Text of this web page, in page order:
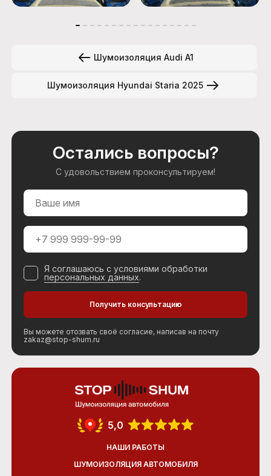
Шумоизоляция Audi A1
Шумоизоляция Hyundai Staria 2025
Остались вопросы?
С удовольствием проконсультируем!
Я соглашаюсь с условиями обработки
персональных данных.
Вы можете отозвать своё согласие, написав на почту
zakaz@stop-shum.ru
5,0
НАШИ РАБОТЫ
ШУМОИЗОЛЯЦИЯ АВТОМОБИЛЯ